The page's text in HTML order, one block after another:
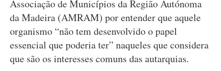
Associação de Municípios da Região Autónoma
da Madeira (AMRAM) por entender que aquele
organismo “não tem desenvolvido o papel
essencial que poderia ter” naqueles que considera
que são os interesses comuns das autarquias.